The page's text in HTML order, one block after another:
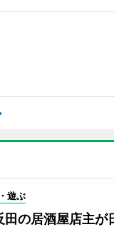
遊ぶ
田の居酒屋店主が